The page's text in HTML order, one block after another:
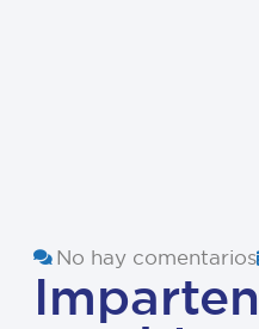
No hay comentarios